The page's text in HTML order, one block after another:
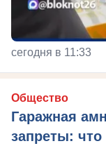
сегодня в 11:33
Общество
Гаражная
запреты: